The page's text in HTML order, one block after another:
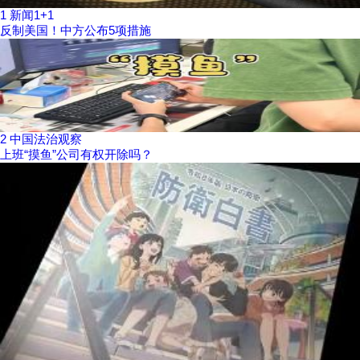
1 新闻1+1
反制美国！中方公布5项措施
2 中国法治观察
上班“摸鱼”公司有权开除吗？